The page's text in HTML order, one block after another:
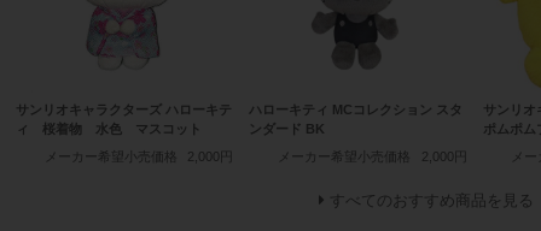
サンリオキャラクターズ ハローキテ
ィ 桜着物 水色 マスコット
メーカー希望小売価格
2,000円
ハローキティ MCコレクション スタ
ンダード BK
メーカー希望小売価格
2,000円
サンリ
ポムポ
メ
すべてのおすすめ商品を見る